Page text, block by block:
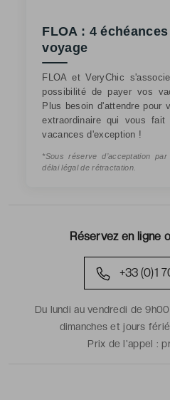
Réservez en ligne
+33 (0)1
Du lundi au vendredi de
dimanches et jours
Prix de l'appel :
FLOA : 4
voyage
FLOA et VeryChic
possibilité de payer vos
Plus besoin d'attendre pour
extraordinaire qui vous
vacances d'exception !
*Sous réserve d’acceptation
délai légal de rétractation.